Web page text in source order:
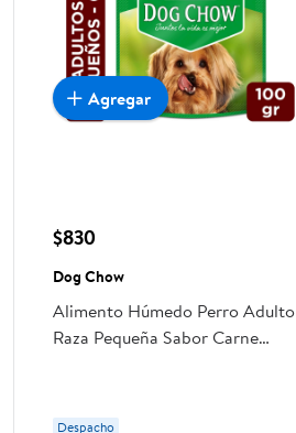
$830
Dog Chow
Alimento Húmedo Perro Adulto
Raza Pequeña Sabor Carne
Despacho
Agregar